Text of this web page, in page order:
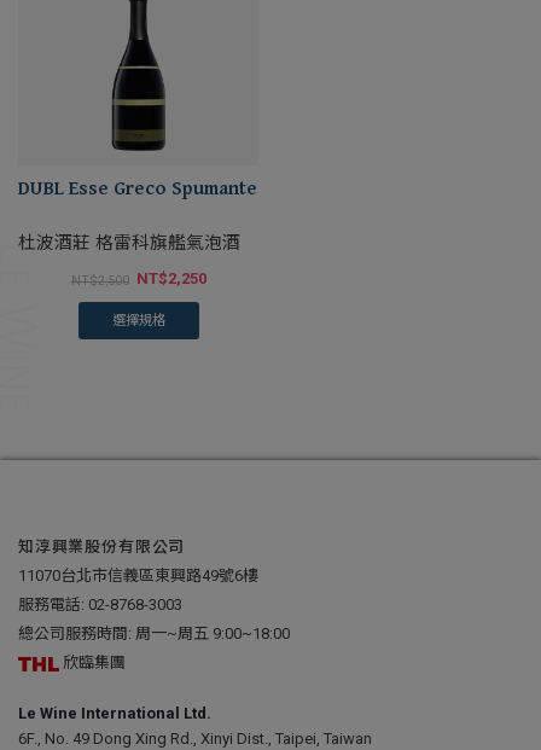
DUBL Esse Greco Spumante
杜波酒莊 格雷科旗艦氣泡酒
NT$2,500 NT$2,250
選擇規格
知淳興業股份有限公司
11070台北市信義區東興路49號6樓
服務電話: 02-8768-3003
總公司服務時間: 周一~周五 9:00~18:00
欣臨集團
Le Wine International Ltd.
6F., No. 49 Dong Xing Rd., Xinyi Dist., Taipei, Taiwan